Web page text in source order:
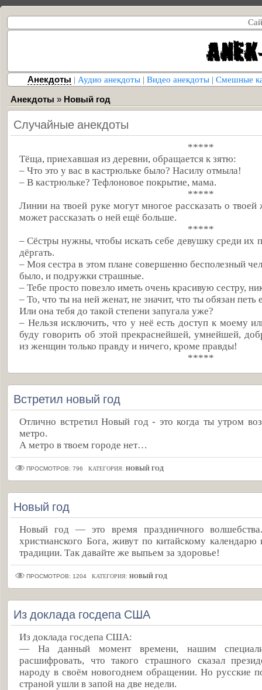
Анекдоты | Аудио анекдоты | Видео анекдоты | Смешные
Анекдоты » Новый год
Случайные анекдоты
*****
Тёща, приехавшая из деревни, обращается к зятю:
– Что это у вас в кастрюльке было? Насилу отмыла!
– В кастрюльке? Тефлоновое покрытие, мама.
*****
Линии на твоей руке могут многое рассказать о
может рассказать о ней ещё больше.
*****
– Сёстры нужны, чтобы искать себе девушку среди их
дёргать.
– Моя сестра в этом плане совершенно бесполезный
было, и подружки страшные.
– Тебе просто повезло иметь очень красивую сестру,
– То, что ты на ней женат, не значит, что ты обязан
Или она тебя до такой степени запугала уже?
– Нельзя исключить, что у неё есть доступ к моему
буду говорить об этой прекраснейшей, умнейшей,
из женщин только правду и ничего, кроме правды!
*****
Встретил новый год
Отлично встретил Новый год - это когда ты утром
метро.
А метро в твоем городе нет…
ПРОСМОТРОВ: 796 КАТЕГОРИЯ: НОВЫЙ ГОД
Новый год
Новый год — это время праздничного
христианского Бога, живут по китайскому календарю
традиции. Так давайте же выпьем за здоровье!
ПРОСМОТРОВ: 1204 КАТЕГОРИЯ: НОВЫЙ ГОД
Из доклада госдепа США
Из доклада госдепа США:
— На данный момент времени, нашим
расшифровать, что такого страшного сказал
народу в своём новогоднем обращении. Но русские
страной ушли в запой на две недели.